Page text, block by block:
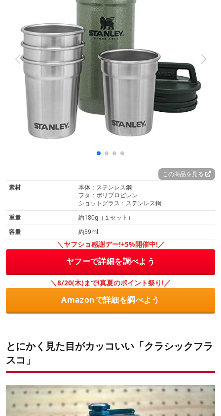
この商品を見る
素材
本体：ステンレス鋼
フタ：ポリプロピレン
ショットグラス：ステンレス鋼
重量
約180g（１セット）
容量
約59ml
＼ヤフショ感謝デー!+5%開催中!／
ヤフーで詳細を調べよう
＼8/20(木)まで!真夏のポイント祭り!／
Amazonで詳細を調べよう
とにかく見た目がカッコいい「クラシックフラ
スコ」